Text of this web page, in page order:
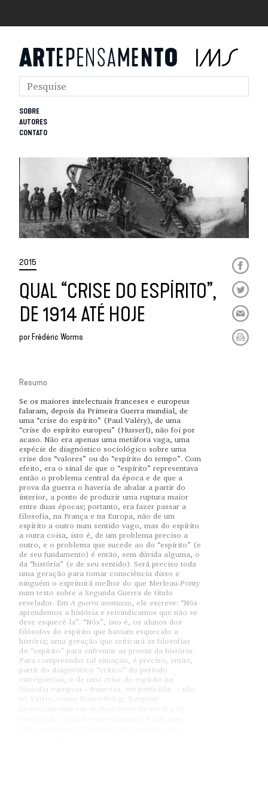
SOBRE
AUTORES
CONTATO
2015
QUAL “CRISE DO ESPÍRITO”,
DE 1914 ATÉ HOJE
porFrédéric Worms
Resumo
Se os maiores intelectuais franceses e europeus
falaram, depois da Primeira Guerra mundial, de
uma “crise do espírito” (Paul Valéry), de uma
“crise do espírito europeu” (Husserl), não foi por
acaso. Não era apenas uma metáfora vaga, uma
espécie de diagnóstico sociológico sobre uma
crise dos “valores” ou do “espírito do tempo”. Com
efeito, era o sinal de que o “espírito” representava
então o problema central da época e de que a
prova da guerra o haveria de abalar a partir do
interior, a ponto de produzir uma ruptura maior
entre duas épocas; portanto, era fazer passar a
filosofia, na França e na Europa, não de um
espírito a outro num sentido vago, mas do espírito
a outra coisa, isto é, de um problema preciso a
outro, e o problema que sucede ao do “espírito” (e
de seu fundamento) é então, sem dúvida alguma, o
da “história” (e de seu sentido). Será preciso toda
uma geração para tomar consciência disso e
ninguém o exprimirá melhor do que Merleau-Ponty
num texto sobre a Segunda Guerra de título
revelador. Em A guerra aconteceu , ele escreve: “Nós
aprendemos a história e reivindicamos que não se
deve esquecê-la”. “Nós”, isto é, os alunos dos
filósofos do espírito que haviam esquecido a
história; uma geração que criticará as filosofias
do “espírito” para enfrentar as provas da história.
Para compreender tal situação, é preciso, então,
partir do diagnóstico “crítico” do período
entreguerras, o de uma crise do espírito na
filosofia europeia – francesa, em particular –: não
só Valéry, como Brunschvicg, Bergson